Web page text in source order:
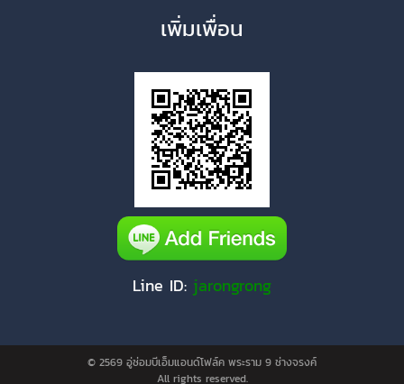
เพิ่มเพื่อน
Line ID: jarongrong
© 2569 อู่ซ่อมบีเอ็มแอนด์โฟล์ค พระราม 9 ช่างจรงค์
All rights reserved.